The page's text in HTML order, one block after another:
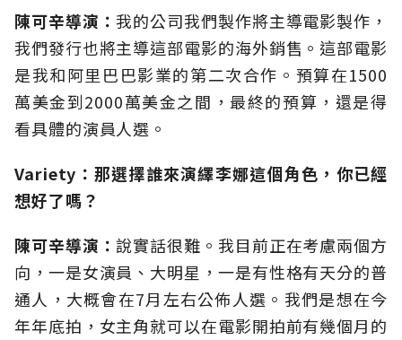
陳可辛導演：我的公司我們製作將主導電影製作，
我們發行也將主導這部電影的海外銷售。這部電影
是我和阿里巴巴影業的第二次合作。預算在1500
萬美金到2000萬美金之間，最終的預算，還是得
看具體的演員人選。
Variety：那選擇誰來演繹李娜這個角色，你已經
想好了嗎？
陳可辛導演：說實話很難。我目前正在考慮兩個方
向，一是女演員、大明星，一是有性格有天分的普
通人，大概會在7月左右公佈人選。我們是想在今
年年底拍，女主角就可以在電影開拍前有幾個月的